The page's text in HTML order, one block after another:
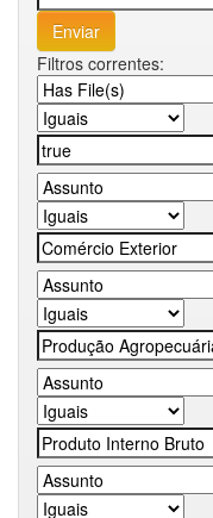
Filtros correntes: